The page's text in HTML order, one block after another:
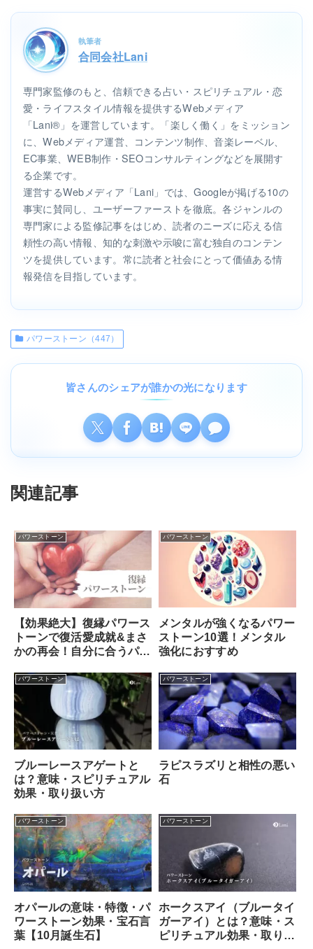
執筆者
合同会社Lani
専門家監修のもと、信頼できる占い・スピリチュアル・恋
愛・ライフスタイル情報を提供するWebメディア
「Lani®」を運営しています。「楽しく働く」をミッション
に、Webメディア運営、コンテンツ制作、音楽レーベル、
EC事業、WEB制作・SEOコンサルティングなどを展開す
る企業です。
運営するWebメディア「Lani」では、Googleが掲げる10の
事実に賛同し、ユーザーファーストを徹底。各ジャンルの
専門家による監修記事をはじめ、読者のニーズに応える信
頼性の高い情報、知的な刺激や示唆に富む独自のコンテン
ツを提供しています。常に読者と社会にとって価値ある情
報発信を目指しています。
パワーストーン（447）
皆さんのシェアが誰かの光になります
関連記事
パワーストーン
【効果絶大】復縁パワース
トーンで復活愛成就&まさ
かの再会！自分に合うパワ
パワーストーン
メンタルが強くなるパワー
ストーン10選！メンタル
強化におすすめ
パワーストーン
ブルーレースアゲートと
は？意味・スピリチュアル
効果・取り扱い方
パワーストーン
ラピスラズリと相性の悪い
石
パワーストーン
オパールの意味・特徴・パ
ワーストーン効果・宝石言
葉【10月誕生石】
パワーストーン
ホークスアイ（ブルータイ
ガーアイ）とは？意味・ス
ピリチュアル効果・取り扱